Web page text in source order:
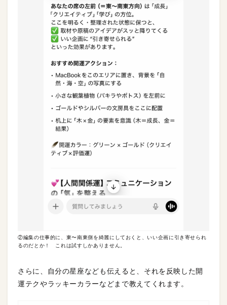
②編集の仕事的に、東〜南東側を綺麗にしておくと、いい企画に引き寄せられ
るのだとか！ これは試すしかありません。
さらに、自分の星座なども伝えると、それを反映した開
運テクやラッキーカラーなどまで教えてくれます。